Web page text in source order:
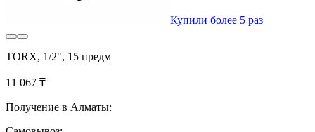
Купили более 5 раз
TORX, 1/2", 15 предм
11 067 ₸
Получение в Алматы: